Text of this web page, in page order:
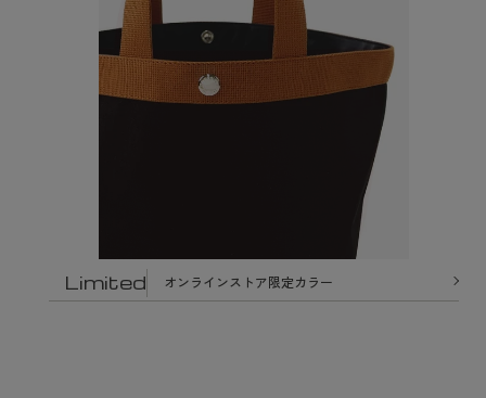
Limited オンラインストア限定カラー